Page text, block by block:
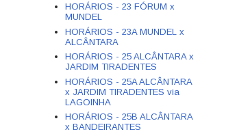
HORÁRIOS - 23 FÓRUM x
MUNDEL
HORÁRIOS - 23A MUNDEL x
ALCÂNTARA
HORÁRIOS - 25 ALCÂNTARA x
JARDIM TIRADENTES
HORÁRIOS - 25A ALCÂNTARA
x JARDIM TIRADENTES via
LAGOINHA
HORÁRIOS - 25B ALCÂNTARA
x BANDEIRANTES